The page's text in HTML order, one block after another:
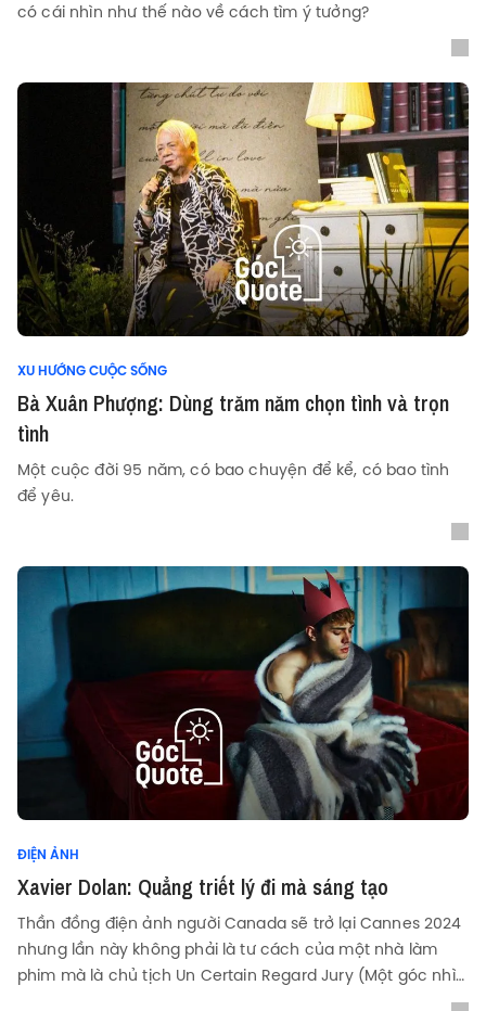
có cái nhìn như thế nào về cách tìm ý tưởng?
XU HƯỚNG CUỘC SỐNG
Bà Xuân Phượng: Dùng trăm năm chọn tình và trọn
tình
Một cuộc đời 95 năm, có bao chuyện để kể, có bao tình
để yêu.
ĐIỆN ẢNH
Xavier Dolan: Quẳng triết lý đi mà sáng tạo
Thần đồng điện ảnh người Canada sẽ trở lại Cannes 2024
nhưng lần này không phải là tư cách của một nhà làm
phim mà là chủ tịch Un Certain Regard Jury (Một góc nhìn